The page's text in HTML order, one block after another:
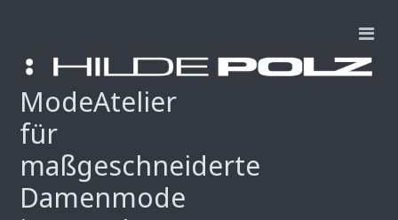
ModeAtelier
für
maßgeschneiderte
Damenmode